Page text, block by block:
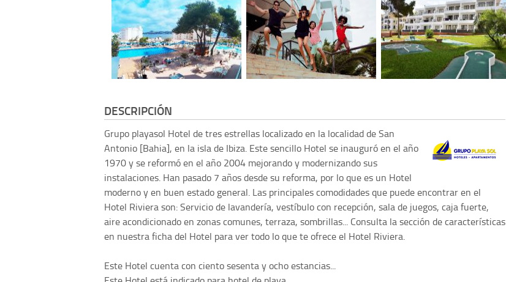
DESCRIPCIÓN
Grupo playasol Hotel de tres estrellas localizado en la localidad de San
Antonio [Bahia], en la isla de Ibiza. Este sencillo Hotel se inauguró en el año
1970 y se reformó en el año 2004 mejorando y modernizando sus
instalaciones. Han pasado 7 años desde su reforma, por lo que es un Hotel
moderno y en buen estado general. Las principales comodidades que puede encontrar en el
Hotel Riviera son: Servicio de lavandería, vestíbulo con recepción, sala de juegos, caja fuerte,
aire acondicionado en zonas comunes, terraza, sombrillas... Consulta la sección de características
en nuestra ficha del Hotel para ver todo lo que te ofrece el Hotel Riviera.
Este Hotel cuenta con ciento sesenta y ocho estancias...